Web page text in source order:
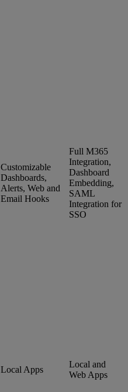
Customizable
Dashboards,
Alerts, Web and
Email Hooks
Full M365
Integration,
Dashboard
Embedding,
SAML
Integration for
SSO
Local Apps
Local and
Web Apps